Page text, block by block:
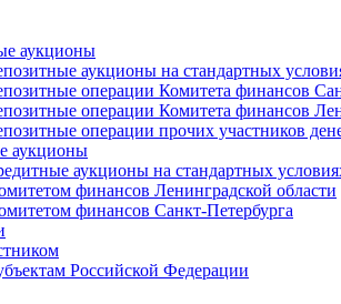
аукционы
аукционы на стандартных
операции Комитета финансов
операции Комитета финансов
операции прочих участников
аукционы
аукционы на стандартных
финансов Ленинградской области
финансов Санкт-Петербурга
Российской Федерации